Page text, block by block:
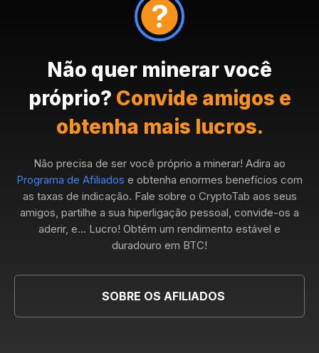
Não quer minerar você
próprio? Convide amigos e
obtenha mais lucros.
Não precisa de ser você próprio a minerar! Adira ao
Programa de Afiliados e obtenha enormes benefícios com
as taxas de indicação. Fale sobre o CryptoTab aos seus
amigos, partilhe a sua hiperligação pessoal, convide-os a
aderir, e... Lucro! Obtém um rendimento estável e
duradouro em BTC!
SOBRE OS AFILIADOS